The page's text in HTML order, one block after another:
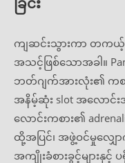
ကျဆင်းသွားကာ တက
အသင့်ဖြစ်သောအခါ။
ဘတ်ဂျက်အားလုံး၏ ကစ
အနိမ့်ဆုံး slot အလောင်း
လောင်းကစား၏
ထို့အပြင်၊ အဖွဲ့ဝင်မှုလျှေ
အကျိုးခံစားခွင့်များနှင့်